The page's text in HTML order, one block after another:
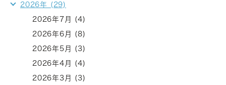
2026年 (29)
2026年7月 (4)
2026年6月 (8)
2026年5月 (3)
2026年4月 (4)
2026年3月 (3)